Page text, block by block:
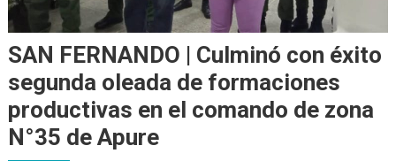
SAN FERNANDO | Culminó con éxito
segunda oleada de formaciones
productivas en el comando de zona
N°35 de Apure